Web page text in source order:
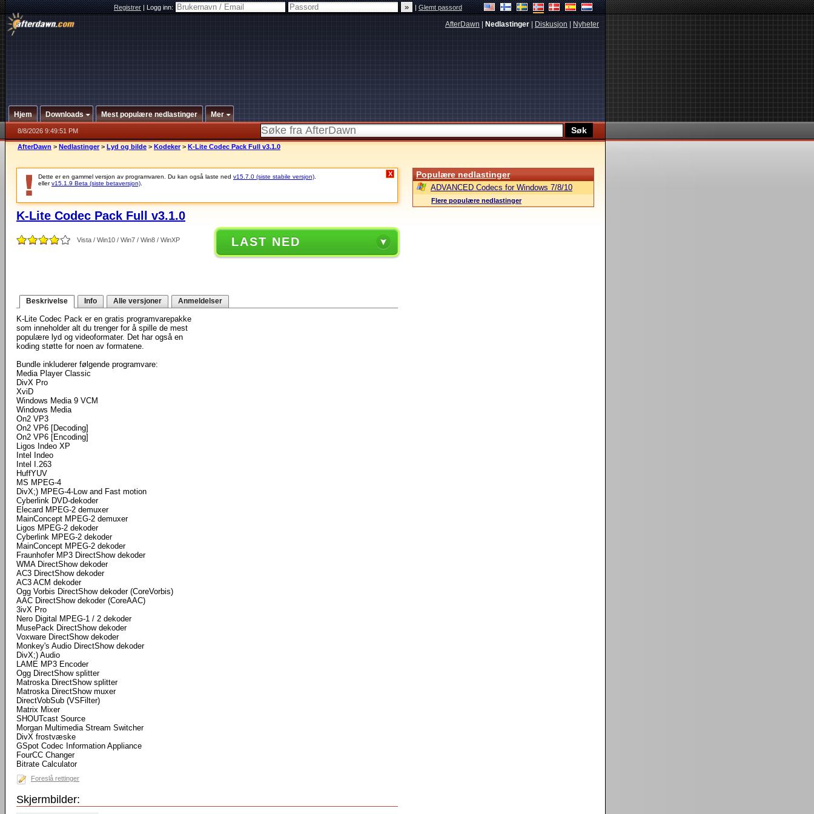
Registrer|Logg inn: |Glemt passord
AfterDawn Nedlastinger Diskusjon Nyheter
Hjem Downloads Mest populære nedlastinger Mer
8/8/2026 9:49:51 PM
AfterDawn > Nedlastinger > Lyd og bilde > Kodeker > K-Lite Codec Pack Full v3.1.0
Dette er en gammel versjon av programvaren. Du kan også laste ned v15.7.0 (siste stabile versjon)
ellerv15.1.9 Beta (siste betaversjon)
X
K-Lite Codec Pack Full v3.1.0
Vista / Win10 / Win7 / Win8 / WinXP LAST NED
Beskrivelse Info Alle versjoner Anmeldelser
K-Lite Codec Pack er en gratis programvarepakke
som inneholder alt du trenger for å spille de mest
populære lyd og videoformater. Det har også en
koding støtte for noen av formatene.
Bundle inkluderer følgende programvare:
Media Player Classic
DivX Pro
XviD
Windows Media 9 VCM
Windows Media
On2 VP3
On2 VP6 [Decoding]
On2 VP6 [Encoding]
Ligos Indeo XP
Intel Indeo
Intel I.263
HuffYUV
MS MPEG-4
DivX;) MPEG-4-Low and Fast motion
Cyberlink DVD-dekoder
Elecard MPEG-2 demuxer
MainConcept MPEG-2 demuxer
Ligos MPEG-2 dekoder
Cyberlink MPEG-2 dekoder
MainConcept MPEG-2 dekoder
Fraunhofer MP3 DirectShow dekoder
WMA DirectShow dekoder
AC3 DirectShow dekoder
AC3 ACM dekoder
Ogg Vorbis DirectShow dekoder (CoreVorbis)
AAC DirectShow dekoder (CoreAAC)
3ivX Pro
Nero Digital MPEG-1 / 2 dekoder
MusePack DirectShow dekoder
Voxware DirectShow dekoder
Monkey's Audio DirectShow dekoder
DivX;) Audio
LAME MP3 Encoder
Ogg DirectShow splitter
Matroska DirectShow splitter
Matroska DirectShow muxer
DirectVobSub (VSFilter)
Matrix Mixer
SHOUTcast Source
Morgan Multimedia Stream Switcher
DivX frostvæske
GSpot Codec Information Appliance
FourCC Changer
Bitrate Calculator
Foreslå rettinger
Skjermbilder:
Populære nedlastinger
ADVANCED Codecs for Windows 7/8/10
Flere populære nedlastinger